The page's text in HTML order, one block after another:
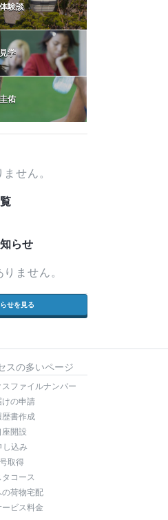
験談
学
佑
せん。
らせ
ません。
せを見る
スの多いページ
スファイルナンバー
けの申請
歴書作成
開設
し込み
取得
コース
の荷物宅配
ビス料金